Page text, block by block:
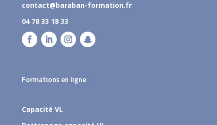
contact@baraban-formation.fr
04 78 33 18 33
Formations en ligne
Capacité VL